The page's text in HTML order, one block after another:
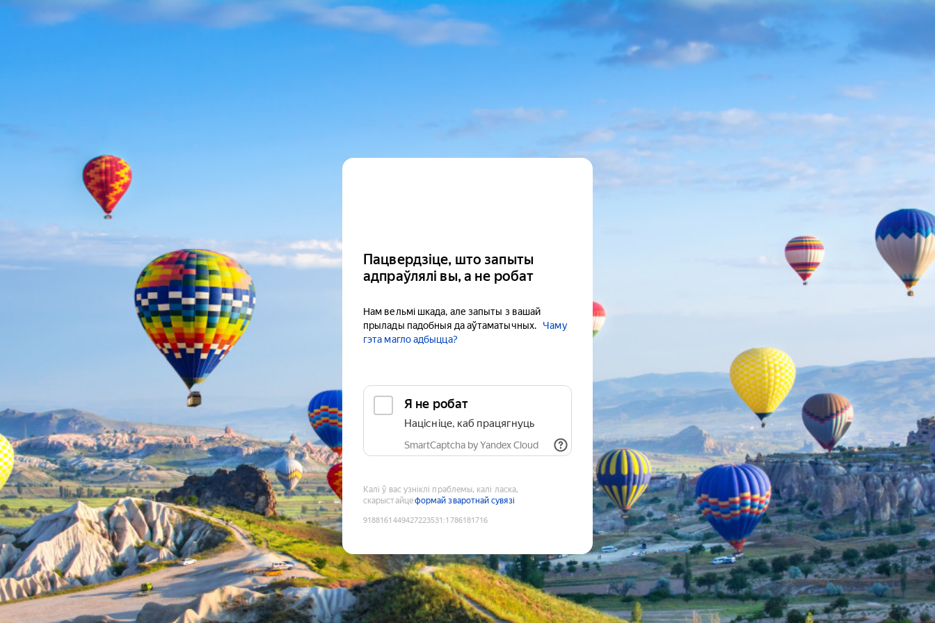
Пацвердзіце, што запыты
адпраўлялі вы, а не робат
Нам вельмі шкада, але запыты з вашай
прылады падобныя да аўтаматычных.
Чаму
гэта магло адбыцца?
Я не робат
Націсніце, каб працягнуць
SmartCaptcha by Yandex Cloud
Калі ў вас узніклі праблемы, калі ласка,
скарыстайцеформай зваротнай сувязі
9188161449427223531 :1786181716